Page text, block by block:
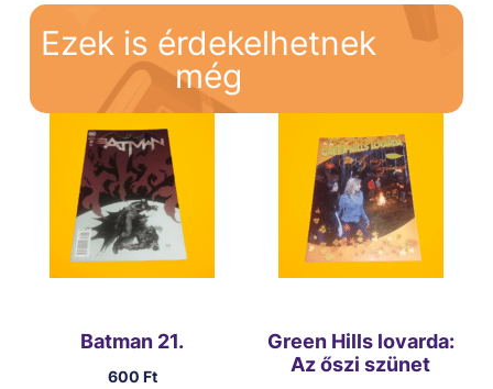
Ezek is érdekelhetnek
még
Batman 21.
600 Ft
Green Hills lovarda:
Az őszi szünet